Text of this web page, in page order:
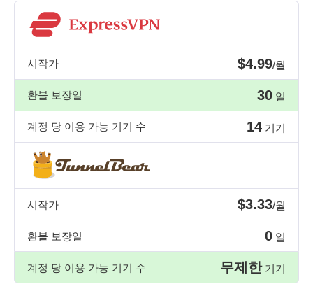
시작가 $4.99/월
환불 보장일 30 일
계정 당 이용 가능 기기 수 14 기기
시작가 $3.33/월
환불 보장일 0 일
계정 당 이용 가능 기기 수 무제한기기